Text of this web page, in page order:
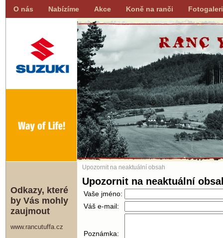
O nás Nabízíme Akce Koně na ranči
Odkazy, které
by Vás mohly
zaujmout
www.rancutuffa.cz
Upozornit na neaktuální obsah
Upozornit na neaktuální
Vaše jméno:
Váš e-mail:
Poznámka: